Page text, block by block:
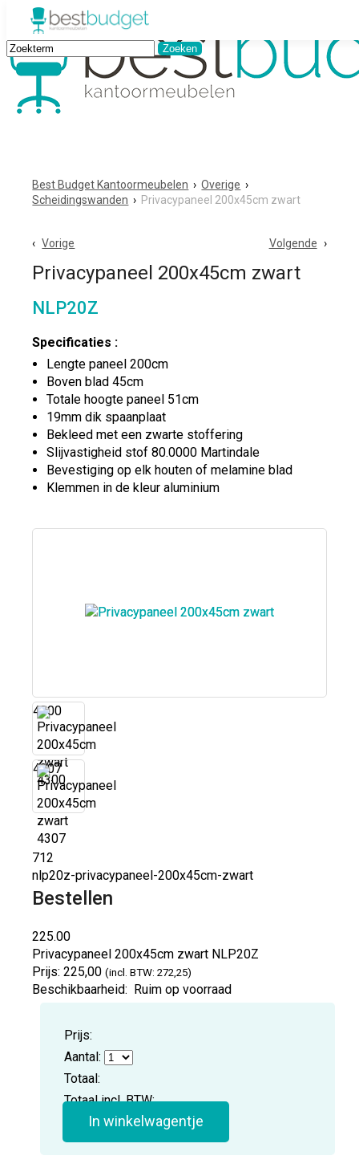
Best Budget Kantoormeubelen › Overige ›
Scheidingswanden › Privacypaneel 200x45cm zwart
Vorige Volgende
Privacypaneel 200x45cm zwart
NLP20Z
Specificaties :
Lengte paneel 200cm
Boven blad 45cm
Totale hoogte paneel 51cm
19mm dik spaanplaat
Bekleed met een zwarte stoffering
Slijvastigheid stof 80.0000 Martindale
Bevestiging op elk houten of melamine blad
Klemmen in de kleur aluminium
4300
4307
712
nlp20z-privacypaneel-200x45cm-zwart
Bestellen
225.00
Privacypaneel 200x45cm zwart NLP20Z
Prijs: 225,00 (incl. BTW: 272,25)
Beschikbaarheid: Ruim op voorraad
Prijs:
Aantal:
Totaal:
Totaal incl. BTW:
In winkelwagentje